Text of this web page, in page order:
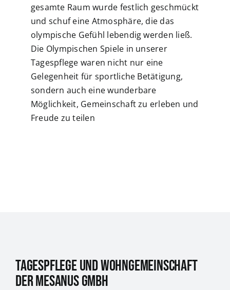
gesamte Raum wurde festlich geschmückt
und schuf eine Atmosphäre, die das
olympische Gefühl lebendig werden ließ.
Die Olympischen Spiele in unserer
Tagespflege waren nicht nur eine
Gelegenheit für sportliche Betätigung,
sondern auch eine wunderbare
Möglichkeit, Gemeinschaft zu erleben und
Freude zu teilen
Tagespflege und Wohngemeinschaft
der Mesanus GmbH